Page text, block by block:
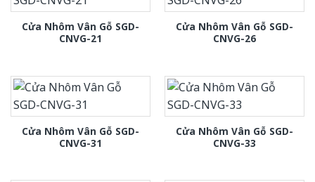
Cửa Nhôm Vân Gỗ SGD-
CNVG-21
Cửa Nhôm Vân Gỗ SGD-
CNVG-26
Cửa Nhôm Vân Gỗ SGD-
CNVG-31
Cửa Nhôm Vân Gỗ SGD-
CNVG-33